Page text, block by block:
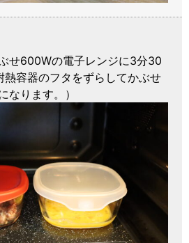
せ600Wの電子レンジに3分30
容器のフタをずらしてかぶせ
なります。）